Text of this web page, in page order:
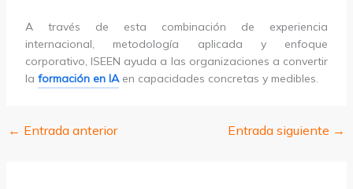
A través de esta combinación de experiencia
internacional, metodología aplicada y enfoque
corporativo, ISEEN ayuda a las organizaciones a convertir
la formación en IAen capacidades concretas y medibles.
← Entrada anterior Entrada siguiente →